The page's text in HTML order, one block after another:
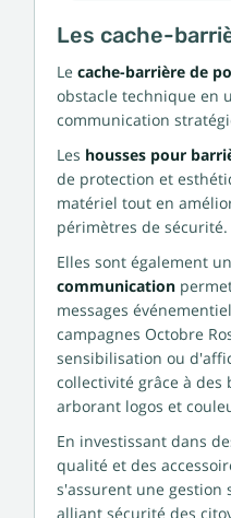
Les cache-
Le cache-barrière de
obstacle technique en
communication
Les housses pour
de protection et
matériel tout en
périmètres de sécurité.
Elles sont également un
communication
messages
campagnes Octobre
sensibilisation ou
collectivité grâce à des
arborant logos et
En investissant dans
qualité et des
s'assurent une gestion
alliant sécurité des